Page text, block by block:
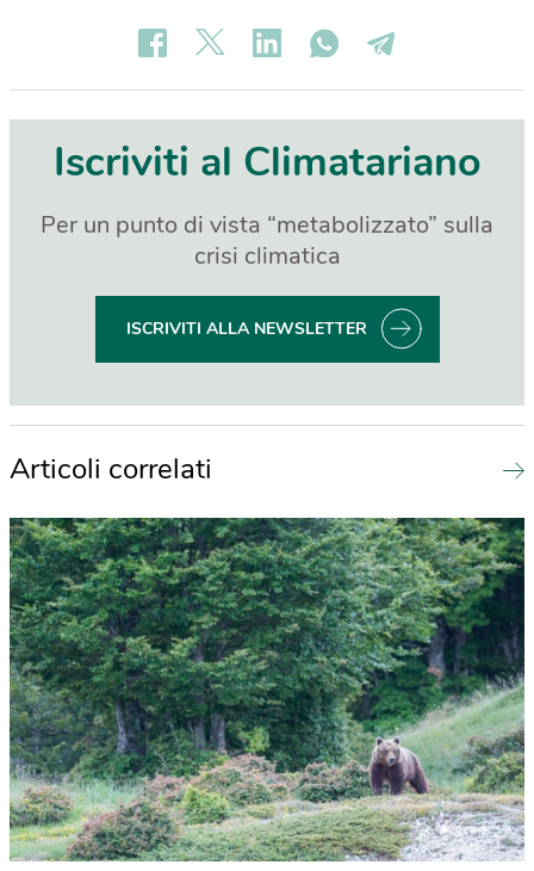
Iscriviti al Climatariano
Per un punto di vista “metabolizzato” sulla
crisi climatica
ISCRIVITI ALLA NEWSLETTER
Articoli correlati